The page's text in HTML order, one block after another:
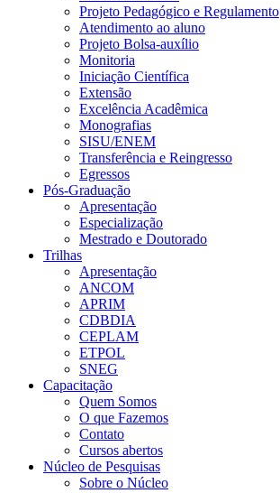
Projeto Pedagógico e Regulamento
Atendimento ao aluno
Projeto Bolsa-auxílio
Monitoria
Iniciação Científica
Extensão
Excelência Acadêmica
Monografias
SISU/ENEM
Transferência e Reingresso
Egressos
Pós-Graduação
Apresentação
Especialização
Mestrado e Doutorado
Trilhas
Apresentação
ANCOM
APRIM
CDBDIA
CEPLAM
ETPOL
SNEG
Capacitação
Quem Somos
O que Fazemos
Contato
Cursos abertos
Núcleo de Pesquisas
Sobre o Núcleo